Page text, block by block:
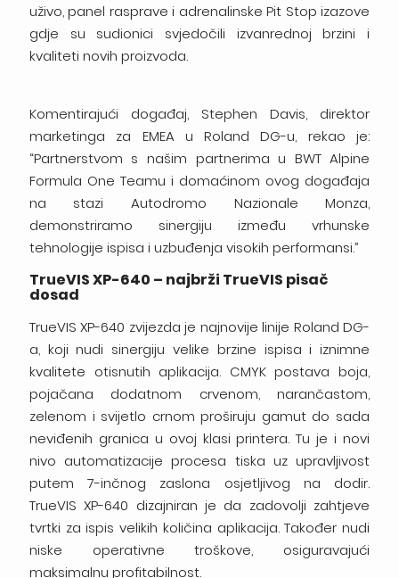
uživo, panel rasprave i adrenalinske Pit Stop izazove
gdje su sudionici svjedočili izvanrednoj brzini i
kvaliteti novih proizvoda.
Komentirajući događaj, Stephen Davis, direktor
marketinga za EMEA u Roland DG-u, rekao je:
“Partnerstvom s našim partnerima u BWT Alpine
Formula One Teamu i domaćinom ovog događaja
na stazi Autodromo Nazionale Monza,
demonstriramo sinergiju između vrhunske
tehnologije ispisa i uzbuđenja visokih performansi.”
TrueVIS XP-640 – najbrži TrueVIS pisač
dosad
TrueVIS XP-640 zvijezda je najnovije linije Roland DG-
a, koji nudi sinergiju velike brzine ispisa i iznimne
kvalitete otisnutih aplikacija. CMYK postava boja,
pojačana dodatnom crvenom, narančastom,
zelenom i svijetlo crnom proširuju gamut do sada
neviđenih granica u ovoj klasi printera. Tu je i novi
nivo automatizacije procesa tiska uz upravljivost
putem 7-inčnog zaslona osjetljivog na dodir.
TrueVIS XP-640 dizajniran je da zadovolji zahtjeve
tvrtki za ispis velikih količina aplikacija. Također nudi
niske operativne troškove, osiguravajući
maksimalnu profitabilnost.